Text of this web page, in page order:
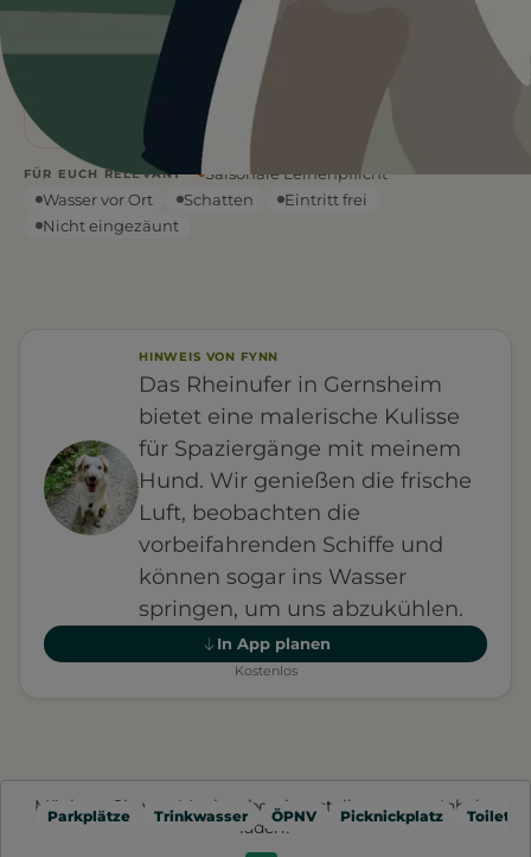
Flach &
tief
FÜR EUCH RELEVANT
Saisonale Leinenpflicht
Wasser vor Ort
Schatten
Eintritt frei
Nicht eingezäunt
HINWEIS VON FYNN
Das Rheinufer in Gernsheim
bietet eine malerische Kulisse
für Spaziergänge mit meinem
Hund. Wir genießen die frische
Luft, beobachten die
vorbeifahrenden Schiffe und
können sogar ins Wasser
springen, um uns abzukühlen.
In App planen
Kostenlos
Parkplätze Trinkwasser ÖPNV Picknickplatz
Möchten Sie von Mapbox
bereitgestellte externe Inhalte
laden?